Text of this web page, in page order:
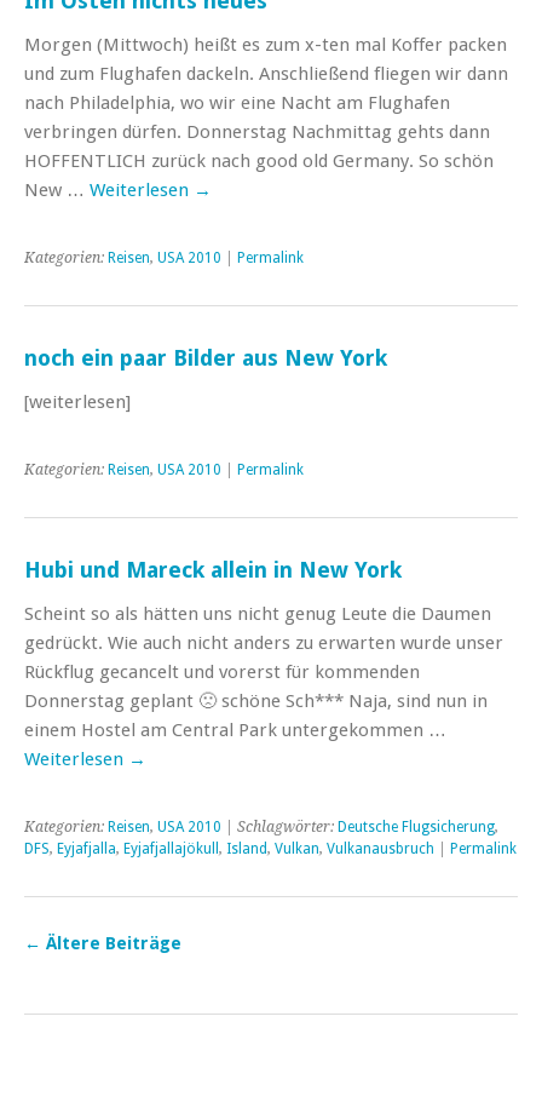
Morgen (Mittwoch) heißt es zum x-ten mal Koffer packen
und zum Flughafen dackeln. Anschließend fliegen wir dann
nach Philadelphia, wo wir eine Nacht am Flughafen
verbringen dürfen. Donnerstag Nachmittag gehts dann
HOFFENTLICH zurück nach good old Germany. So schön
New … Weiterlesen →
Kategorien: Reisen, USA 2010 Permalink
noch ein paar Bilder aus New York
[weiterlesen]
Kategorien: Reisen, USA 2010 Permalink
Hubi und Mareck allein in New York
Scheint so als hätten uns nicht genug Leute die Daumen
gedrückt. Wie auch nicht anders zu erwarten wurde unser
Rückflug gecancelt und vorerst für kommenden
Donnerstag geplant 🙁 schöne Sch*** Naja, sind nun in
einem Hostel am Central Park untergekommen …
Weiterlesen →
Kategorien: Reisen, USA 2010 | Schlagwörter: Deutsche Flugsicherung,
DFS, Eyjafjalla, Eyjafjallajökull , Island, Vulkan, Vulkanausbruch Permalink
← Ältere Beiträge